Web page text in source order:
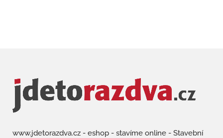
www.jdetorazdva.cz - eshop - stavíme online - Stavební